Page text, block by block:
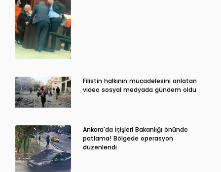
Filistin halkının mücadelesini anlatan
video sosyal medyada gündem oldu
Ankara'da İçişleri Bakanlığı önünde
patlama! Bölgede operasyon
düzenlendi